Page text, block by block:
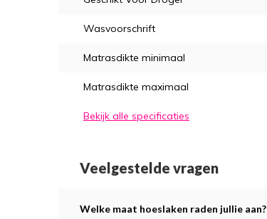
Wasvoorschrift
Matrasdikte minimaal
Matrasdikte maximaal
Bekijk alle specificaties
Veelgestelde vragen
Welke maat hoeslaken raden jullie aan?